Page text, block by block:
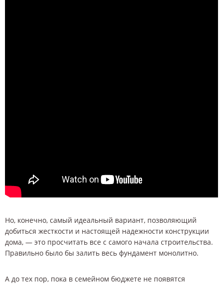
Но, конечно, самый идеальный вариант, позволяющий
добиться жесткости и настоящей надежности конструкции
дома, — это просчитать все с самого начала строительства.
Правильно было бы залить весь фундамент монолитно.
А до тех пор, пока в семейном бюджете не появятся